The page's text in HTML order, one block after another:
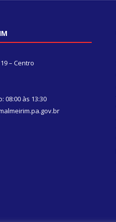
– Centro
08:00 às 13:30